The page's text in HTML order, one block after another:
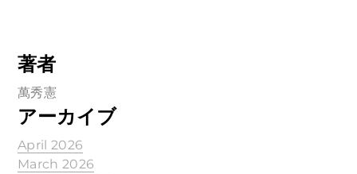
著者
萬秀憲
アーカイブ
April 2026
March 2026